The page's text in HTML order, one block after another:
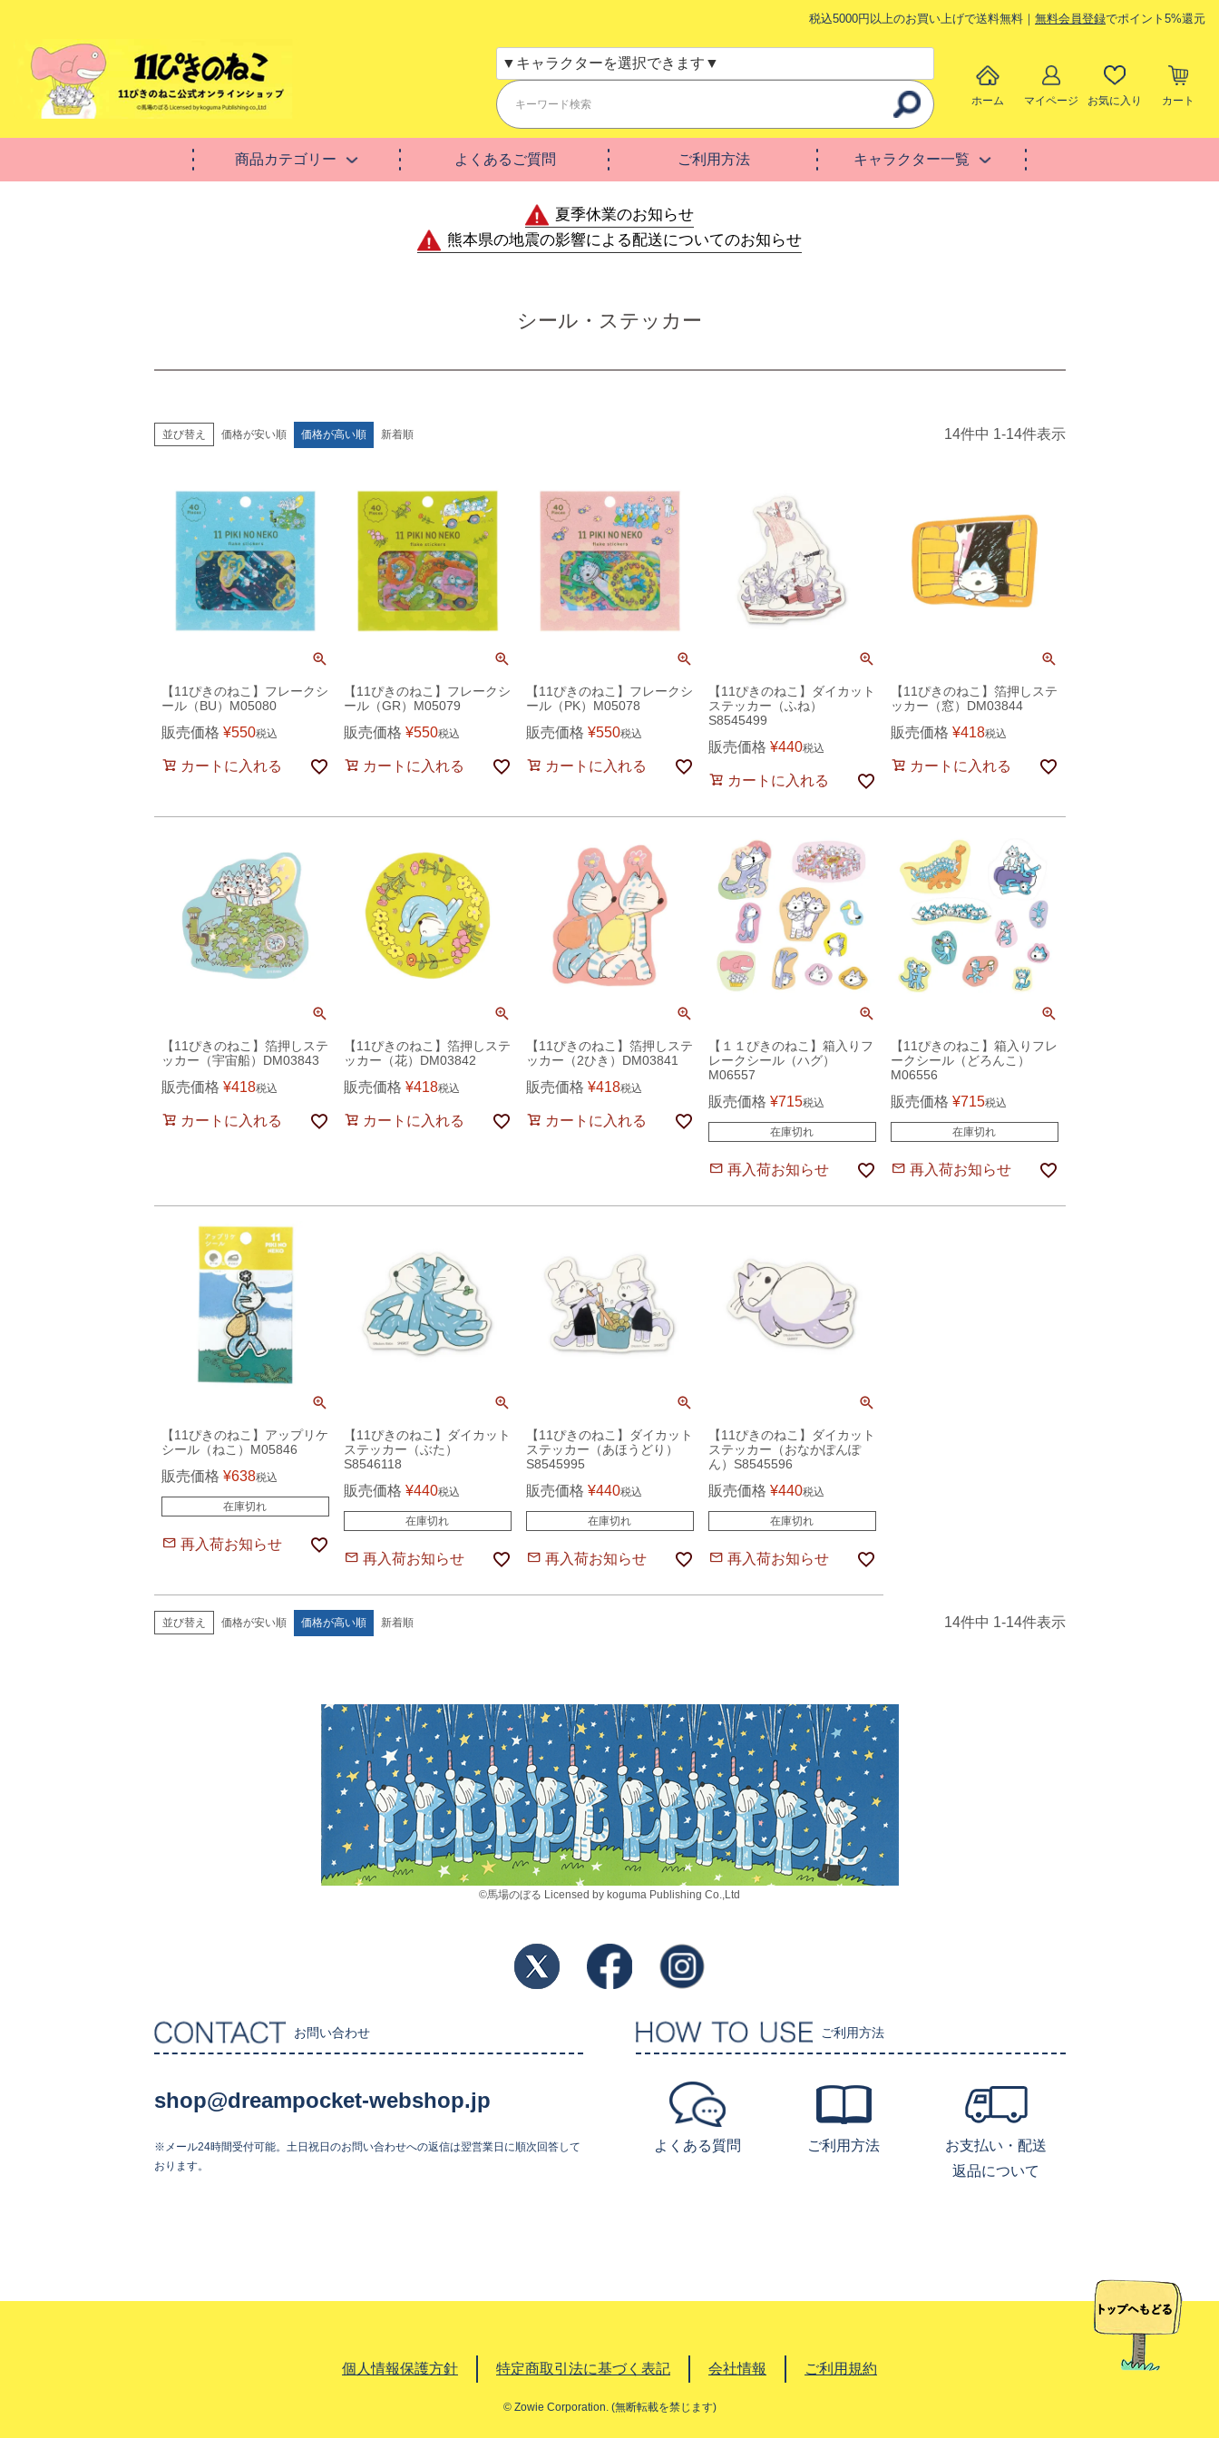
税込5000円以上のお買い上げで送料無料｜ 無料会員登録でポイント5%還元
ホーム マイページ お気に入り カート
商品カテゴリー よくあるご質問 ご利用方法 キャラクター一覧
夏季休業のお知らせ
熊本県の地震の影響による配送についてのお知らせ
シール・ステッカー
並び替え 価格が安い順 価格が高い順 新着順 14件中 1-14件表示
【11ぴきのねこ】フレークシ
ール（BU）M05080
販売価格 ¥550税込
カートに入れる
【11ぴきのねこ】フレークシ
ール（GR）M05079
販売価格 ¥550税込
カートに入れる
【11ぴきのねこ】フレークシ
ール（PK）M05078
販売価格 ¥550税込
カートに入れる
【11ぴきのねこ】ダイカット
ステッカー（ふね）
S8545499
販売価格 ¥440税込
カートに入れる
【11ぴきのねこ】箔押しステ
ッカー（窓）DM03844
販売価格 ¥418税込
カートに入れる
【11ぴきのねこ】箔押しステ
ッカー（宇宙船）DM03843
販売価格 ¥418税込
カートに入れる
【11ぴきのねこ】箔押しステ
ッカー（花）DM03842
販売価格 ¥418税込
カートに入れる
【11ぴきのねこ】箔押しステ
ッカー（2ひき）DM03841
販売価格 ¥418税込
カートに入れる
【１１ぴきのねこ】箱入りフ
レークシール（ハグ）
M06557
販売価格 ¥715税込
在庫切れ
再入荷お知らせ
【11ぴきのねこ】箱入りフレ
ークシール（どろんこ）
M06556
販売価格 ¥715税込
在庫切れ
再入荷お知らせ
【11ぴきのねこ】アップリケ
シール（ねこ）M05846
販売価格 ¥638税込
在庫切れ
再入荷お知らせ
【11ぴきのねこ】ダイカット
ステッカー（ぶた）
S8546118
販売価格 ¥440税込
在庫切れ
再入荷お知らせ
【11ぴきのねこ】ダイカット
ステッカー（あほうどり）
S8545995
販売価格 ¥440税込
在庫切れ
再入荷お知らせ
【11ぴきのねこ】ダイカット
ステッカー（おなかぽんぽ
ん）S8545596
販売価格 ¥440税込
在庫切れ
再入荷お知らせ
並び替え 価格が安い順 価格が高い順 新着順 14件中 1-14件表示
©馬場のぼる Licensed by koguma Publishing Co.,Ltd
お問い合わせ
shop@dreampocket-webshop.jp
※メール24時間受付可能。土日祝日のお問い合わせへの返信は翌営業日に順次回答して
おります。
ご利用方法
よくある質問 ご利用方法
お支払い・配送
返品について
個人情報保護方針 特定商取引法に基づく表記 会社情報 ご利用規約
© Zowie Corporation. (無断転載を禁じます)